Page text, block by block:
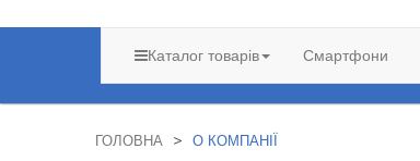
Каталог товарів Смартфони
ГОЛОВНА > О КОМПАНІЇ